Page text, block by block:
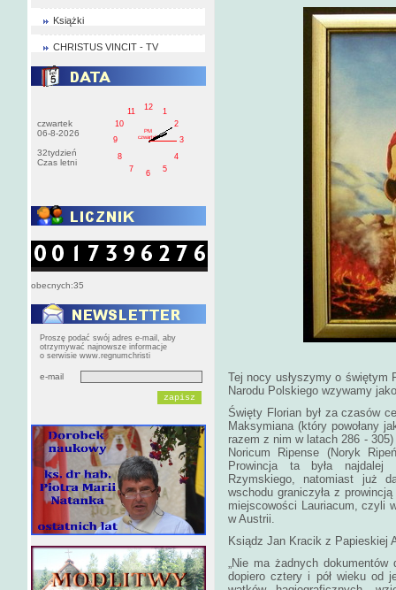
Książki
CHRISTUS VINCIT - TV
czwartek
06-8-2026
32tydzień
Czas letni
1
2
3
4
5
6
7
8
9
10
11
12
PM
czwartek
obecnych:35
Proszę podać swój adres e-mail, aby
otrzymywać najnowsze informacje
o serwisie www.regnumchristi
e-mail
Tej nocy usłyszymy o świętym
Narodu Polskiego wzywamy
Święty Florian był za czasów
Maksymiana (który powołany
razem z nim w latach 286 -
Noricum Ripense (Noryk
Prowincja ta była najdalej
Rzymskiego, natomiast już
wschodu graniczyła z
miejscowości Lauriacum, czyli
w Austrii.
Ksiądz Jan Kracik z Papieskiej
„Nie ma żadnych
dopiero cztery i pół wieku od